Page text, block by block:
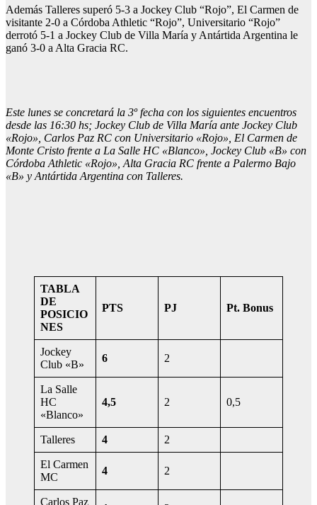
Además Talleres superó 5-3 a Jockey Club “Rojo”, El Carmen de
visitante 2-0 a Córdoba Athletic “Rojo”, Universitario “Rojo”
derrotó 5-1 a Jockey Club de Villa María y Antártida Argentina le
ganó 3-0 a Alta Gracia RC.
Este lunes se concretará la 3º fecha con los siguientes encuentros
desde las 16:30 hs; Jockey Club de Villa María ante Jockey Club
«Rojo», Carlos Paz RC con Universitario «Rojo», El Carmen de
Monte Cristo frente a La Salle HC «Blanco», Jockey Club «B» con
Córdoba Athletic «Rojo», Alta Gracia RC frente a Palermo Bajo
«B» y Antártida Argentina con Talleres.
TABLA
DE
POSICIO
NES
PTS PJ Pt. Bonus
Jockey
Club «B»
6 2
La Salle
HC
«Blanco»
4,5 2 0,5
Talleres 4 2
El Carmen
MC
4 2
Carlos Paz